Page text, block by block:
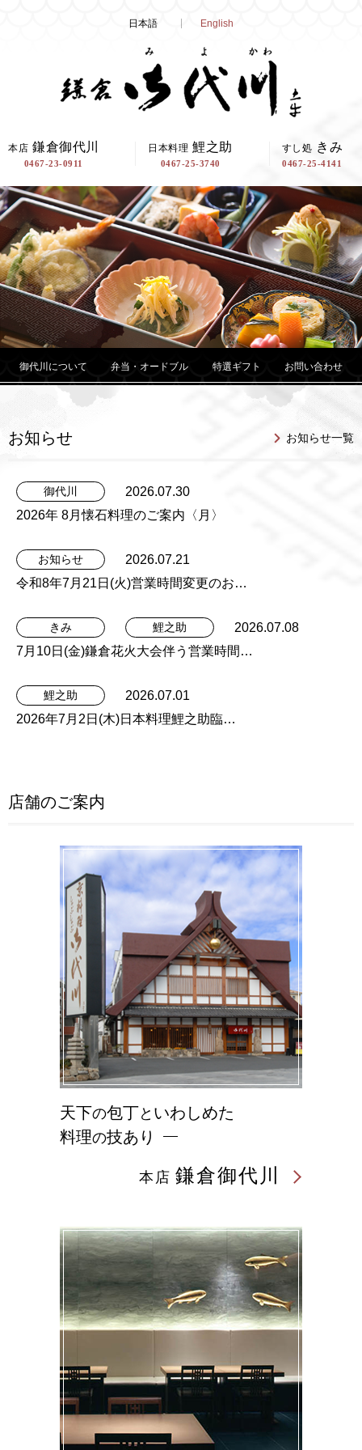
English
日本語
本店 鎌倉御代川
0467-23-0911
日本料理 鯉之助
0467-25-3740
すし処 きみ
0467-25-4141
御代川について 弁当・オードブル 特選ギフト お問い合わせ
お知らせ お知らせ一覧
御代川
2026.07.30
2026年 8月懐石料理のご案内〈月〉
お知らせ
2026.07.21
令和8年7月21日(火)営業時間変更のお…
きみ 鯉之助
2026.07.08
7月10日(金)鎌倉花火大会伴う営業時間…
鯉之助
2026.07.01
2026年7月2日(木)日本料理鯉之助臨…
店舗のご案内
天下の包丁と いわしめた
料理の技あり
本店 鎌倉御代川